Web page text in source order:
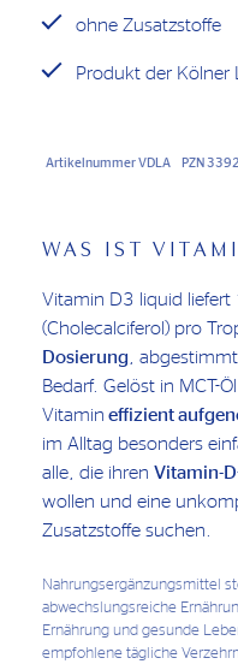
ohne Zusatzstoffe
Produkt der Kölner
Artikelnummer VDLA PZN
WAS IST
Vitamin D3 liquid
(Cholecalciferol) pro
Dosierung ,
Bedarf. Gelöst in MCT-
Vitamin effizient
im Alltag besonders
alle, die ihren Vitamin-
wollen und eine
Zusatzstoffe suchen.
Nahrungsergänzungsmittel
abwechslungsreiche
Ernährung und gesunde
empfohlene tägliche